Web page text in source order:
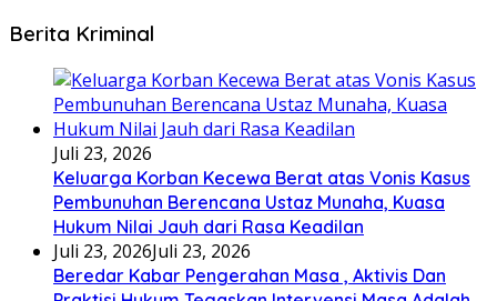
Berita Kriminal
Juli 23, 2026
Keluarga Korban Kecewa Berat atas Vonis Kasus
Pembunuhan Berencana Ustaz Munaha, Kuasa
Hukum Nilai Jauh dari Rasa Keadilan
Juli 23, 2026Juli 23, 2026
Beredar Kabar Pengerahan Masa , Aktivis Dan